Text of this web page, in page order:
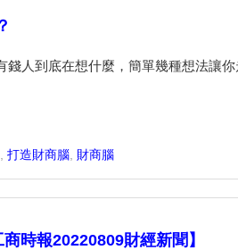
人到底在想什麼，簡單幾種想法讓你
打造財商腦 財商腦
時報20220809財經新聞】